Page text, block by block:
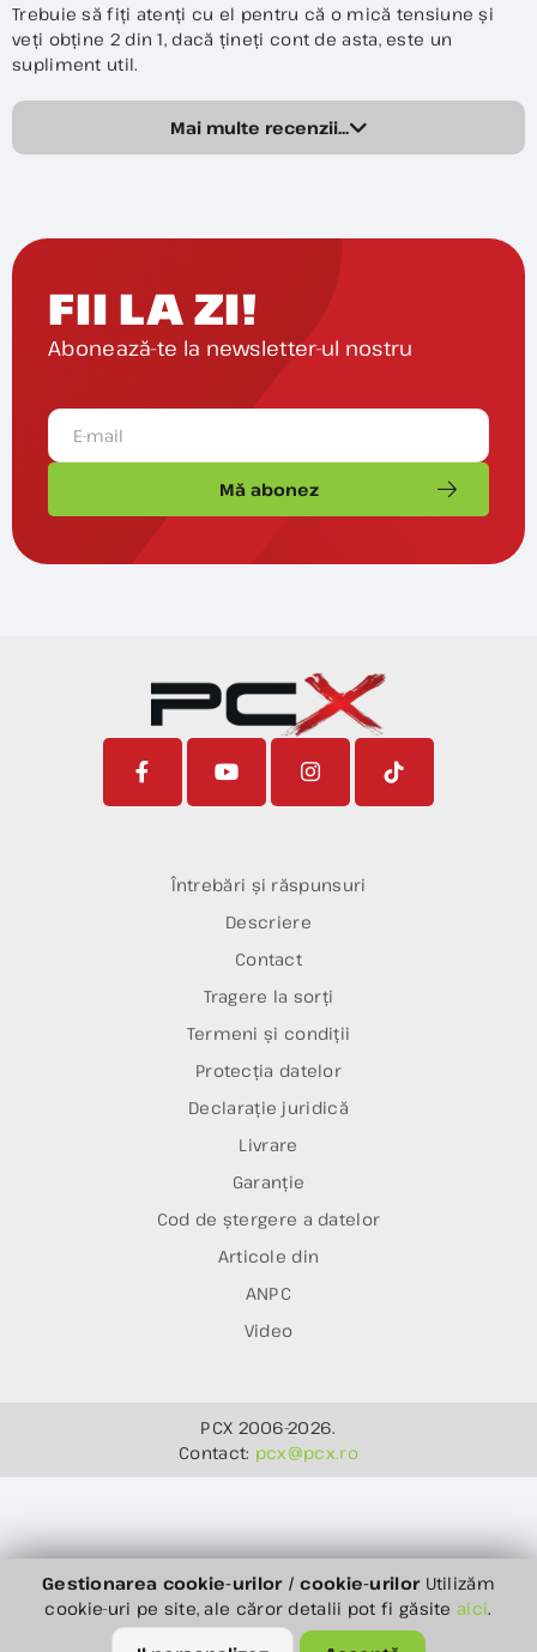
Trebuie să fiți atenți cu el pentru că o mică tensiune și
veți obține 2 din 1, dacă țineți cont de asta, este un
supliment util.
Mai multe recenzii...
FII LA ZI!
Abonează-te la newsletter-ul nostru
Mă abonez
Întrebări și răspunsuri
Descriere
Contact
Tragere la sorți
Termeni și condiții
Protecția datelor
Declarație juridică
Livrare
Garanție
Cod de ștergere a datelor
Articole din
ANPC
Video
PCX 2006-2026.
Contact: pcx@pcx.ro
Gestionarea cookie-urilor / cookie-urilorUtilizăm
cookie-uri pe site, ale căror detalii pot fi găsiteaici.